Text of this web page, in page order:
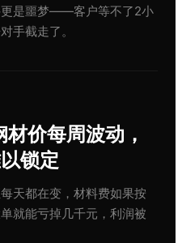
更是噩梦——客户等不了2小
手截走了。
价每周波动，
锁定
天都在变，材料费如果按
就能亏掉几千元，利润被